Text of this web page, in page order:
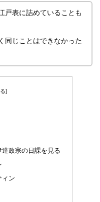
戸表に詰めていることも
同じことはできなかった
達政宗の日課を見る
ィン